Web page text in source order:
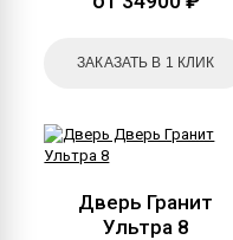
ЗАКАЗАТЬ В 1 КЛИК
Дверь Гранит
Ультра 8